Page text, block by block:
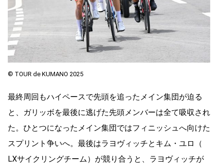
© TOUR de KUMANO 2025
最終周回もハイペースで先頭を追ったメイン集団が迫る
と、ガリッボを最後に逃げた先頭メンバーは全て吸収され
た。ひとつになったメイン集団ではフィニッシュへ向けた
スプリント争いへ。最後はラヨヴィッチとキム・ユロ（
LXサイクリングチーム）が競り合うと、ラヨヴィッチが